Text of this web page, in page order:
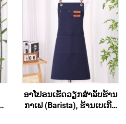
ອາໂປຣນເຮັດວຽກສຳລັບຮ້ານ
ກາເຟ (Barista), ຮ້ານເບເກີຣີ່